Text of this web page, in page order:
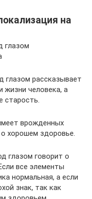
на
глазом
глазом рассказывает
жизни человека, а
старость.
врожденных
хорошем здоровье.
глазом говорит о
все элементы
нормальная, а если
знак, так как